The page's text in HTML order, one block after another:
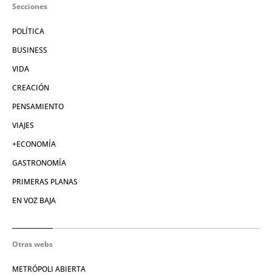
Secciones
POLÍTICA
BUSINESS
VIDA
CREACIÓN
PENSAMIENTO
VIAJES
+ECONOMÍA
GASTRONOMÍA
PRIMERAS PLANAS
EN VOZ BAJA
Otras webs
METRÓPOLI ABIERTA